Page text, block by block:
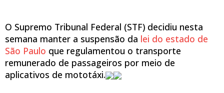
O Supremo Tribunal Federal (STF) decidiu nesta
semana manter a suspensão da lei do estado de
São Paulo que regulamentou o transporte
remunerado de passageiros por meio de
aplicativos de mototáxi.